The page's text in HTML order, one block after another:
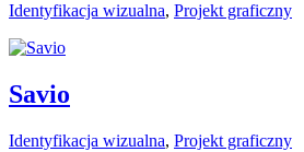
Identyfikacja wizualna, Projekt graficzny
Savio
Identyfikacja wizualna, Projekt graficzny